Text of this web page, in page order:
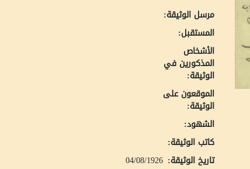
مرسل الوثيقة:
المستقبل:
الأشخاص
المذكورين في
الوثيقة:
الموقعون على
الوثيقة:
الشهود:
كاتب الوثيقة:
تاريخ الوثيقة: 04/08/1926